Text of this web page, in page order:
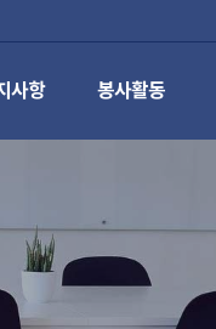
사항 봉사활동